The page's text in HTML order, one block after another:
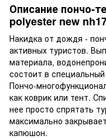
Описание пончо-
polyester new
Накидка от дождя -
активных туристов.
материала,
состоит в
Пончо-
как коврик или тент.
нее просто спрятать
максимально
капюшон.